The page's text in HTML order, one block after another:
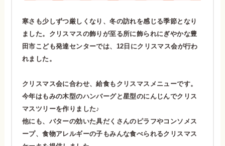
寒さも少しずつ厳しくなり、冬の訪れを感じる季節となり
ました。クリスマスの飾りが至る所に飾られにぎやかな豊
田市こども発達センターでは、12日にクリスマス会が行わ
れました。
クリスマス会に合わせ、給食もクリスマスメニューです。
今年はもみの木型のハンバーグと星型のにんじんでクリス
マスツリーを作りました♪
他にも、バターの効いた具だくさんのピラフやコンソメス
ープ、食物アレルギーの子もみんな食べられるクリスマス